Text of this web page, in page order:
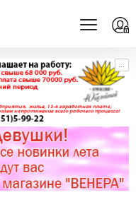
...
...